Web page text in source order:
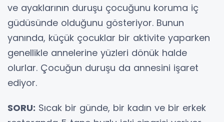
ve ayaklarının duruşu çocuğunu koruma iç
güdüsünde olduğunu gösteriyor. Bunun
yanında, küçük çocuklar bir aktivite yaparken
genellikle annelerine yüzleri dönük halde
olurlar. Çocuğun duruşu da annesini işaret
ediyor.
SORU: Sıcak bir günde, bir kadın ve bir erkek